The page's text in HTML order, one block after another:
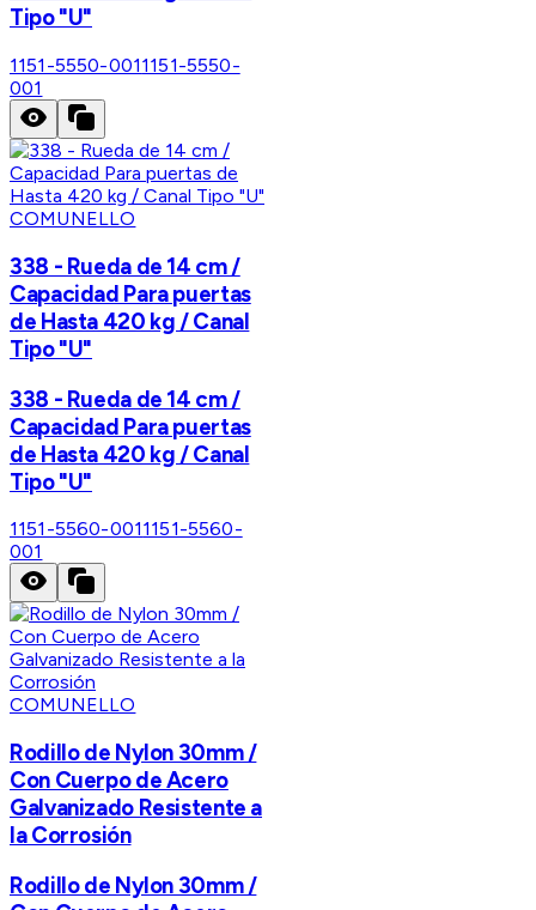
Tipo "U"
1151-5550-0011151-5550-
001
COMUNELLO
338 - Rueda de 14 cm /
Capacidad Para puertas
de Hasta 420 kg / Canal
Tipo "U"
338 - Rueda de 14 cm /
Capacidad Para puertas
de Hasta 420 kg / Canal
Tipo "U"
1151-5560-0011151-5560-
001
COMUNELLO
Rodillo de Nylon 30mm /
Con Cuerpo de Acero
Galvanizado Resistente a
la Corrosión
Rodillo de Nylon 30mm /